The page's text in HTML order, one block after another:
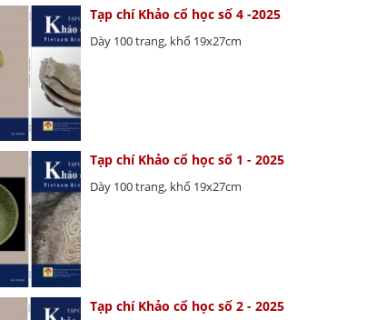
Tạp chí Khảo cổ học số 4 -2025
Dày 100 trang, khổ 19x27cm
Tạp chí Khảo cổ học số 1 - 2025
Dày 100 trang, khổ 19x27cm
Tạp chí Khảo cổ học số 2 - 2025